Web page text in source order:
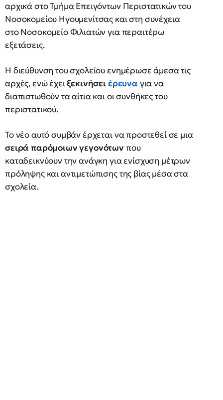
αρχικά στο Τμήμα Επειγόντων Περιστατικών του
Νοσοκομείου Ηγουμενίτσας και στη συνέχεια
στο Νοσοκομείο Φιλιατών για περαιτέρω
εξετάσεις.
Η διεύθυνση του σχολείου ενημέρωσε άμεσα τις
αρχές, ενώ έχειξεκινήσειέρευνα για να
διαπιστωθούν τα αίτια και οι συνθήκες του
περιστατικού.
Το νέο αυτό συμβάν έρχεται να προστεθεί σε μια
σειρά παρόμοιων γεγονότων που
καταδεικνύουν την ανάγκη για ενίσχυση μέτρων
πρόληψης και αντιμετώπισης της βίας μέσα στα
σχολεία.